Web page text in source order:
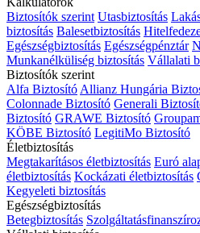
Biztosítók szerint Utasbiztosítás
biztosítás Balesetbiztosítás
Egészségbiztosítás Egészségpénztár
Munkanélküliség biztosítás Vállalati
Biztosítók szerint
Alfa Biztosító Allianz Hungária
Colonnade Biztosító Generali
Biztosító GRAWE Biztosító
KÖBE Biztosító LegitiMo Biztosító
Életbiztosítás
Megtakarításos életbiztosítás Euró
életbiztosítás Kockázati életbiztosítás
Kegyeleti biztosítás
Egészségbiztosítás
Betegbiztosítás